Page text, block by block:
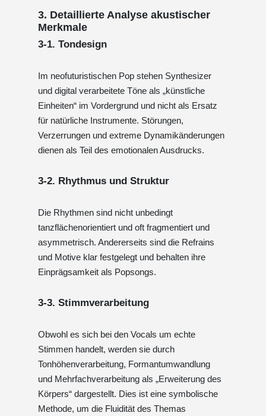
3. Detaillierte Analyse akustischer
Merkmale
3-1. Tondesign
Im neofuturistischen Pop stehen Synthesizer
und digital verarbeitete Töne als „künstliche
Einheiten“ im Vordergrund und nicht als Ersatz
für natürliche Instrumente. Störungen,
Verzerrungen und extreme Dynamikänderungen
dienen als Teil des emotionalen Ausdrucks.
3-2. Rhythmus und Struktur
Die Rhythmen sind nicht unbedingt
tanzflächenorientiert und oft fragmentiert und
asymmetrisch. Andererseits sind die Refrains
und Motive klar festgelegt und behalten ihre
Einprägsamkeit als Popsongs.
3-3. Stimmverarbeitung
Obwohl es sich bei den Vocals um echte
Stimmen handelt, werden sie durch
Tonhöhenverarbeitung, Formantumwandlung
und Mehrfachverarbeitung als „Erweiterung des
Körpers“ dargestellt. Dies ist eine symbolische
Methode, um die Fluidität des Themas